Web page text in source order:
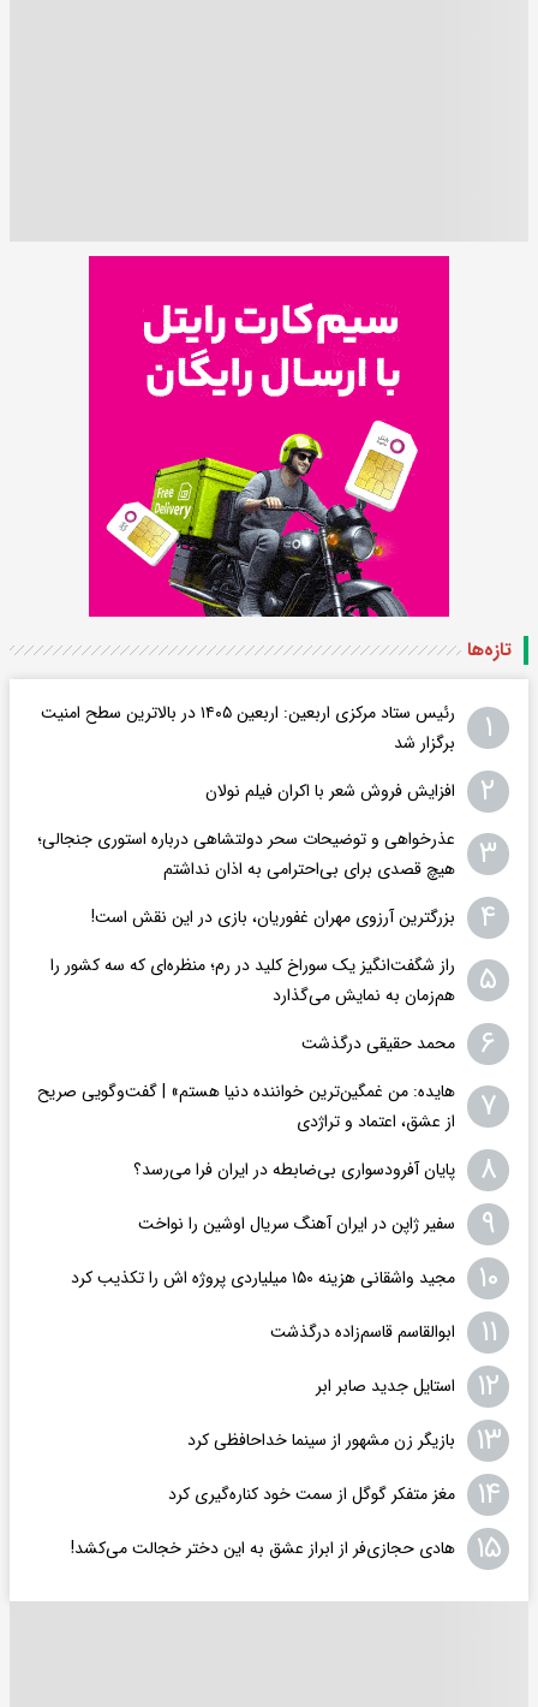
تازه‌ها
۱
رئیس ستاد مرکزی اربعین: اربعین ۱۴۰۵ در بالاترین سطح امنیت
برگزار شد
۲ افزایش فروش شعر با اکران فیلم نولان
۳
عذرخواهی و توضیحات سحر دولتشاهی درباره استوری جنجالی؛
هیچ قصدی برای بی‌احترامی به اذان نداشتم
۴ بزرگترین آرزوی مهران غفوریان، بازی در این نقش است!
۵
راز شگفت‌انگیز یک سوراخ کلید در رم؛ منظره‌ای که سه کشور را
هم‌زمان به نمایش می‌گذارد
۶ محمد حقیقی درگذشت
۷
هایده: من غمگین‌ترین خواننده دنیا هستم» | گفت‌وگویی صریح
از عشق، اعتماد و تراژدی
۸ پایان آفرودسواری بی‌ضابطه در ایران فرا می‌رسد؟
۹ سفیر ژاپن در ایران آهنگ سریال اوشین را نواخت
۱۰ مجید واشقانی هزینه ۱۵۰ میلیاردی پروژه اش را تکذیب کرد
۱۱ ابوالقاسم قاسم‌زاده درگذشت
۱۲ استایل جدید صابر ابر
۱۳ بازیگر زن مشهور از سینما خداحافظی کرد
۱۴ مغز متفکر گوگل از سمت خود کناره‌گیری کرد
۱۵ هادی حجازی‌فر از ابراز عشق به این دختر خجالت می‌کشد!